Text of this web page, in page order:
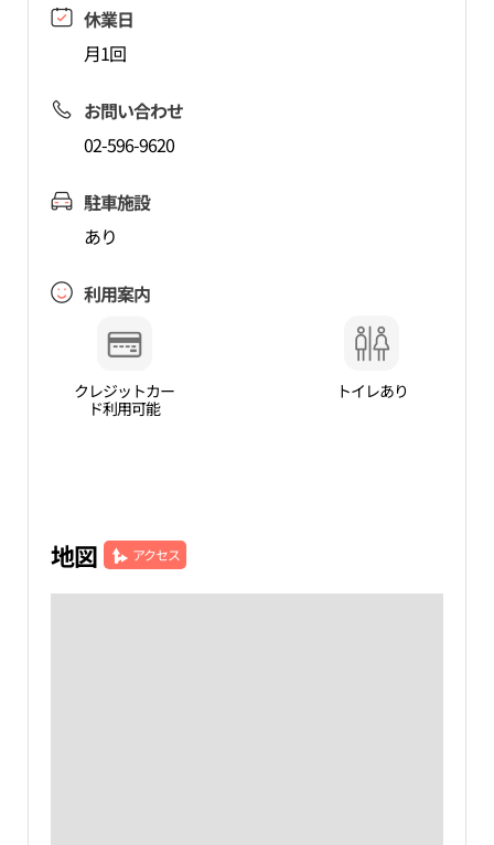
休業日
月1回
お問い合わせ
02-596-9620
駐車施設
あり
利用案内
クレジットカー
ド利用可能
トイレあり
地図 アクセス